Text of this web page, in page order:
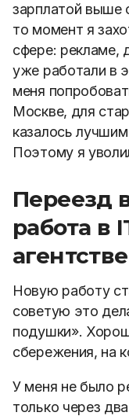
зарплатой выше
то момент я
сфере: рекламе,
уже работали в
меня
Москве, для
казалось
Поэтому я
Переезд
работа в
агентстве
Новую работу
советую это
подушки».
сбережения, на
У меня не было
только через